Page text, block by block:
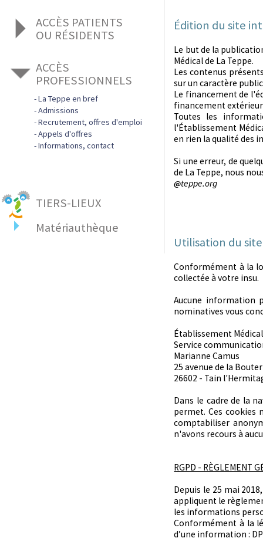
Zoom sur nos métiers
Notre projet social
ACCÈS PATIENTS
OU RÉSIDENTS
Les structures de La Teppe
Centre de Lutte contre L'Épilepsie
Foyer d'hébergement
Foyer Appartement
EHPAD « L'Hermitage »
EHPAD « L'Île Fleurie »
Prise de rendez-vous
Qualité des soins
Contact
ACCÈS
PROFESSIONNELS
La Teppe en bref
Admissions
Recrutement, offres d'emploi
Appels d'offres
Informations, contact
TIERS-LIEUX
Matériauthèque
Édition du site
Le but de la
Médical de La Teppe.
Les contenus
sur un caractère
Le financement de
financement
Toutes les
l'Établissement
en rien la qualité des
Si une erreur, de
de La Teppe, nous
teppe.org
Utilisation du
Conformément à la
collectée à votre insu.
Aucune information
nominatives vous
Établissement
Service
Marianne Camus
25 avenue de la
26602 - Tain
Dans le cadre de la
permet. Ces cookies
comptabiliser
n'avons recours à
RGPD - RÈGLEMENT
Depuis le 25 mai
appliquent le
les informations
Conformément à la
d’une information :